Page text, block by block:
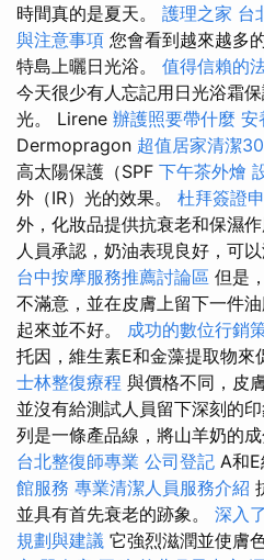
時間真的是夏天。 護理之家 台
與注意事項 您會看到越來越多
特島上曬日光浴。 值得信賴的
今天很少有人忘記用日光浴霜
光。 Lirene 辦護照要帶什麼 安
Dermopragon 超值居家清潔
高太陽保護（SPF 下午茶外燴
外（IR）光的效果。 杜拜簽證
外，化妝品提供抗衰老和保濕作
人員承認，奶油表現良好，可
台中按摩服務推薦討論區 但是
不滿意，並在皮膚上留下一件
起來並不好。 成功的數位行銷
托因，維生素E和金藻提取物來
士林整復療程 與價格不同，皮
並沒有給測試人員留下深刻的
列是一條產品線，將山羊奶的
台北整復師專業 公司登記 A和
館服務 專業清潔人員服務介紹
並具有首先衰老的跡象。 深入
規劃與建議 它強烈滋潤並使膚